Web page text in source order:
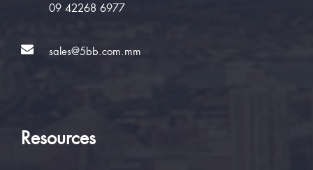
09 42268 6977
sales@5bb.com.mm
Resources